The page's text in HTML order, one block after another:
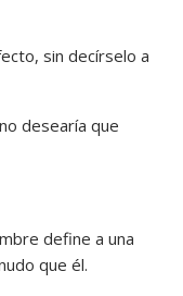
sin decírselo a
desearía que
define a una
que él.